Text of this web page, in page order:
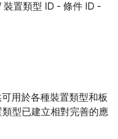
裝置類型 ID - 條件 ID -
用於各種裝置類型和板
型已建立相對完善的應